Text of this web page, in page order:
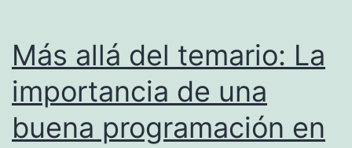
Más allá del temario: La
importancia de una
buena programación en